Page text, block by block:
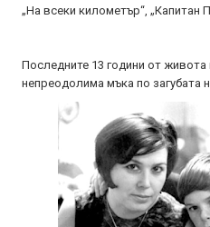
„На всеки километър“, „Капитан
Последните 13 години от живота
непреодолима мъка по загубата